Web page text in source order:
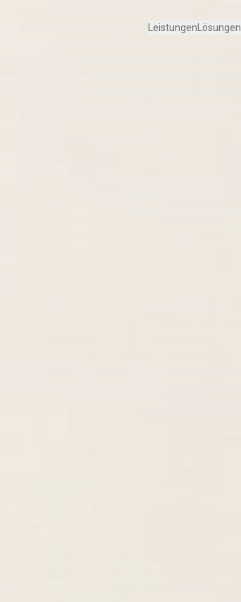
Leistungen Lösungen